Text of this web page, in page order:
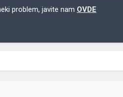
problem, javite nam OVDE